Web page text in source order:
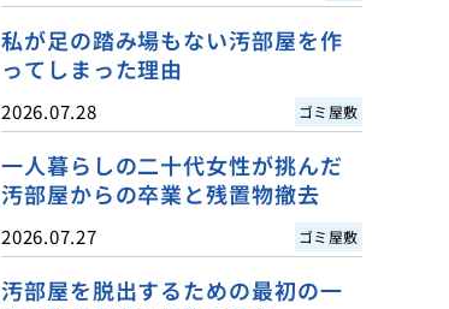
私が足の踏み場もない汚部屋を作
ってしまった理由
2026.07.28 ゴミ屋敷
一人暮らしの二十代女性が挑んだ
汚部屋からの卒業と残置物撤去
2026.07.27 ゴミ屋敷
汚部屋を脱出するための最初の一